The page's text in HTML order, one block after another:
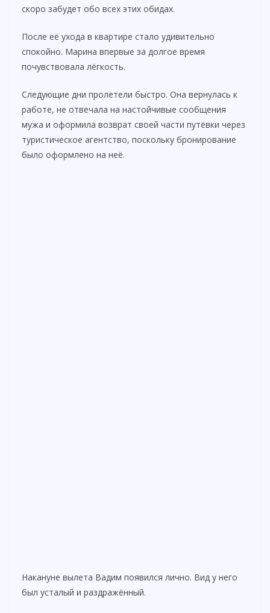
скоро забудет обо всех этих обидах.
После её ухода в квартире стало удивительно
спокойно. Марина впервые за долгое время
почувствовала лёгкость.
Следующие дни пролетели быстро. Она вернулась к
работе, не отвечала на настойчивые сообщения
мужа и оформила возврат своей части путёвки через
туристическое агентство, поскольку бронирование
было оформлено на неё.
Накануне вылета Вадим появился лично. Вид у него
был усталый и раздражённый.